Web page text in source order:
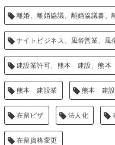
離婚、離婚協議、離婚協議書、
ナイトビジネス、風俗営業、風
建設業許可、熊本 建設、熊本
熊本 建設業 熊本 建設
在留ビザ 法人化
在留資格変更